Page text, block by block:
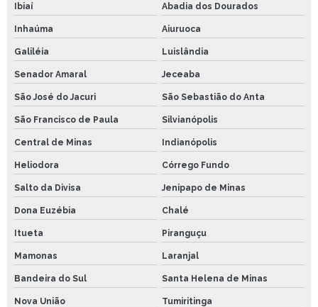
Ibiaí Abadia dos Dourados
Inhaúma Aiuruoca
Galiléia Luislândia
Senador Amaral Jeceaba
São José do Jacuri São Sebastião do Anta
São Francisco de Paula Silvianópolis
Central de Minas Indianópolis
Heliodora Córrego Fundo
Salto da Divisa Jenipapo de Minas
Dona Euzébia Chalé
Itueta Piranguçu
Mamonas Laranjal
Bandeira do Sul Santa Helena de Minas
Nova União Tumiritinga